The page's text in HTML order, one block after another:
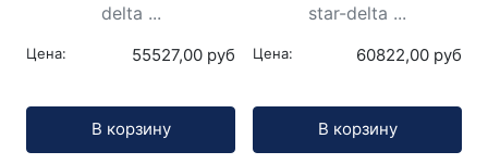
delta ...
Цена: 55527,00 руб
В корзину
star-delta ...
Цена: 60822,00 руб
В корзину